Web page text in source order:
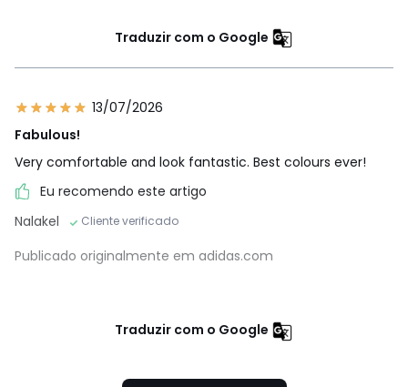
Traduzir com o Google
13/07/2026
Fabulous!
Very comfortable and look fantastic. Best colours ever!
Eu recomendo este artigo
Nalakel
Cliente verificado
Publicado originalmente em adidas.com
Traduzir com o Google